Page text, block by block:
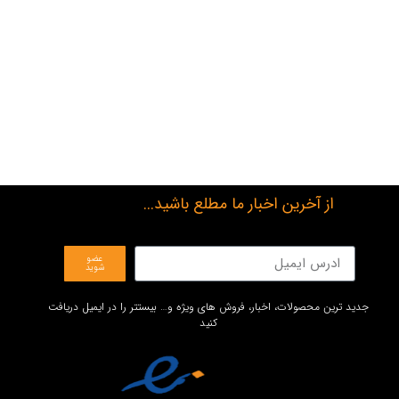
از آخرین اخبار ما مطلع باشید...
عضو
شوید
جدید ترین محصولات، اخبار، فروش های ویژه و… بیستتر را در ایمیل دریافت
کنید